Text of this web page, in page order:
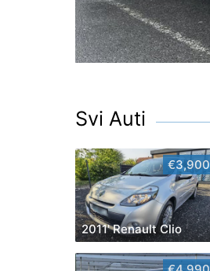
Svi Auti
€3,900
2011' Renault Clio